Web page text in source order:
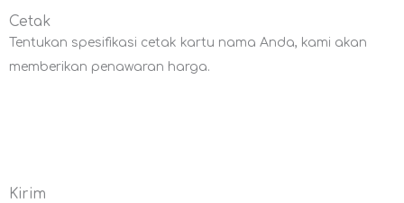
Cetak
Tentukan spesifikasi cetak kartu nama Anda, kami akan
memberikan penawaran harga.
Kirim